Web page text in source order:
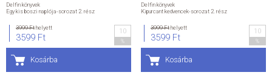
Delfin könyvek
Egy kis boszi naplója-sorozat 2. rész
3999 Fthelyett
3599 Ft
10
Kosárba
Delfin könyvek
Kipurcant kedvencek-sorozat 2. rész
3999 Fthelyett
3599 Ft
10
Kosárba